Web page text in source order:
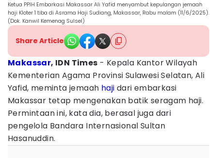
Ketua PPIH Embarkasi Makassar Ali Yafid menyambut kepulangan jemaah
haji Kloter 1 tiba di Asrama Haji Sudiang, Makassar, Rabu malam (11/6/2025).
(Dok. Kanwil Kemenag Sulsel)
Share Article
Makassar, IDN Times - Kepala Kantor Wilayah
Kementerian Agama Provinsi Sulawesi Selatan, Ali
Yafid, meminta jemaah haji dari embarkasi
Makassar tetap mengenakan batik seragam haji.
Permintaan ini, kata dia, berasal juga dari
pengelola Bandara Internasional Sultan
Hasanuddin.